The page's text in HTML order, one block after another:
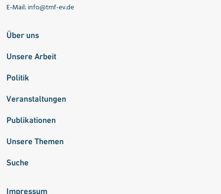
E-Mail:info@tmf-ev.de
Über uns
Unsere Arbeit
Politik
Veranstaltungen
Publikationen
Unsere Themen
Suche
Impressum